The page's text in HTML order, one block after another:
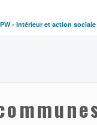
- Intérieur et action